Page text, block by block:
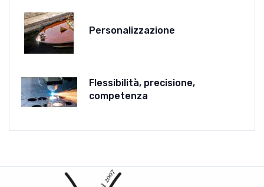
Personalizzazione
Flessibilità, precisione,
competenza